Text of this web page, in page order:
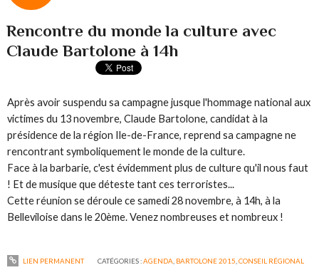
Rencontre du monde la culture avec
Claude Bartolone à 14h
Après avoir suspendu sa campagne jusque l'hommage national aux
victimes du 13 novembre, Claude Bartolone, candidat à la
présidence de la région Ile-de-France, reprend sa campagne ne
rencontrant symboliquement le monde de la culture.
Face à la barbarie, c'est évidemment plus de culture qu'il nous faut
! Et de musique que déteste tant ces terroristes...
Cette réunion se déroule ce samedi 28 novembre, à 14h, à la
Belleviloise dans le 20ème. Venez nombreuses et nombreux !
LIEN PERMANENT CATÉGORIES :AGENDA BARTOLONE 2015 CONSEIL RÉGIONAL